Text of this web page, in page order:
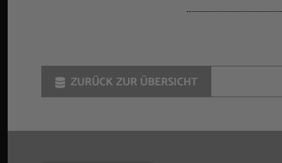
ZURÜCK ZUR ÜBERSICHT